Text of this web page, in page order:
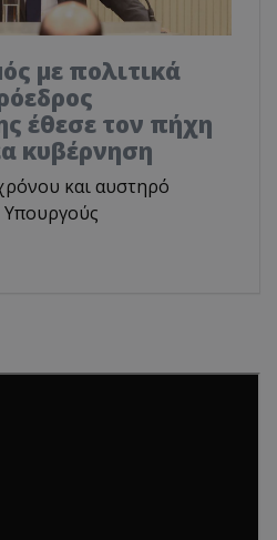
με πολιτικά
έθεσε τον πήχη
κυβέρνηση
και αυστηρό